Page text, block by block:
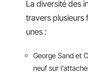
La diversité des
travers plusieurs
unes :
George Sand et
neuf sur